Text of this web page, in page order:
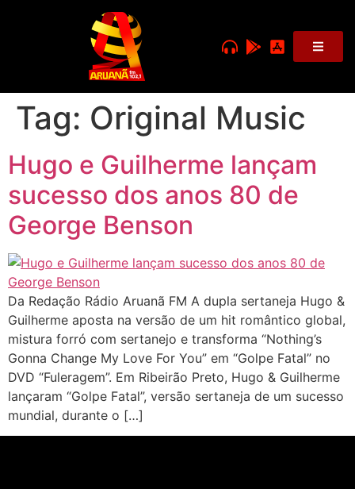
Tag: Original Music
Hugo e Guilherme lançam
sucesso dos anos 80 de
George Benson
Da Redação Rádio Aruanã FM A dupla sertaneja Hugo &
Guilherme aposta na versão de um hit romântico global,
mistura forró com sertanejo e transforma “Nothing’s
Gonna Change My Love For You” em “Golpe Fatal” no
DVD “Fuleragem”. Em Ribeirão Preto, Hugo & Guilherme
lançaram “Golpe Fatal”, versão sertaneja de um sucesso
mundial, durante o […]